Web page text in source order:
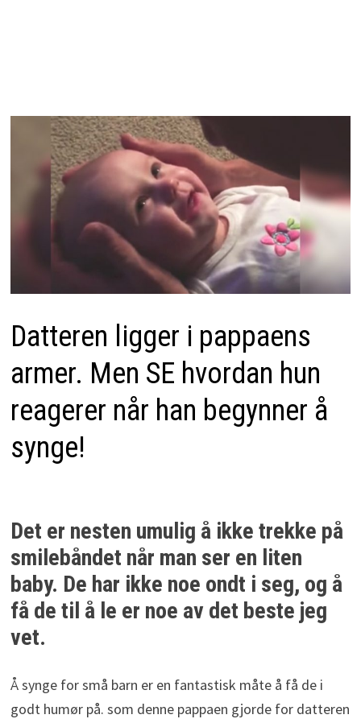
Datteren ligger i pappaens
armer. Men SE hvordan hun
reagerer når han begynner å
synge!
Det er nesten umulig å ikke trekke på
smilebåndet når man ser en liten
baby. De har ikke noe ondt i seg, og å
få de til å le er noe av det beste jeg
vet.
Å synge for små barn er en fantastisk måte å få de i
godt humør på. som denne pappaen gjorde for datteren